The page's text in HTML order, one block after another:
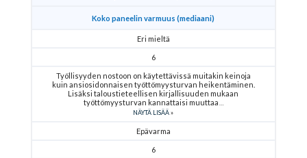
Koko paneelin varmuus (mediaani)
Eri mieltä
6
Työllisyyden nostoon on käytettävissä muitakin keinoja
kuin ansiosidonnaisen työttömyysturvan heikentäminen.
Lisäksi taloustieteellisen kirjallisuuden mukaan
työttömyysturvan kannattaisi muuttaa
NÄYTÄ LISÄÄ
Epävarma
6